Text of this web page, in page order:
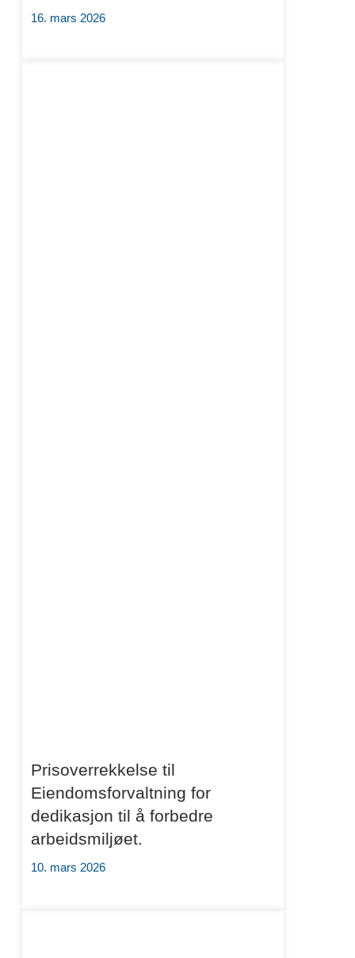
16. mars 2026
Prisoverrekkelse til
Eiendomsforvaltning for
dedikasjon til å forbedre
arbeidsmiljøet.
10. mars 2026